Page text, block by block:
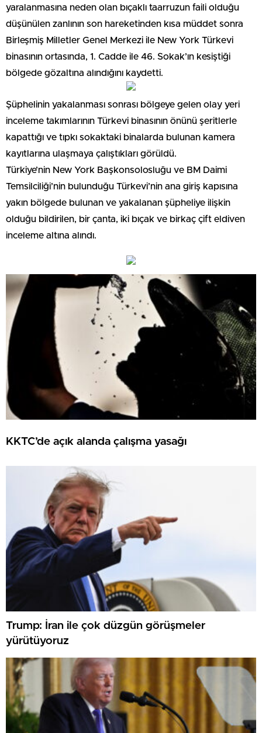
yaralanmasına neden olan bıçaklı taarruzun faili olduğu
düşünülen zanlının son hareketinden kısa müddet sonra
Birleşmiş Milletler Genel Merkezi ile New York Türkevi
binasının ortasında, 1. Cadde ile 46. Sokak’ın kesiştiği
bölgede gözaltına alındığını kaydetti.
Şüphelinin yakalanması sonrası bölgeye gelen olay yeri
inceleme takımlarının Türkevi binasının önünü şeritlerle
kapattığı ve tıpkı sokaktaki binalarda bulunan kamera
kayıtlarına ulaşmaya çalıştıkları görüldü.
Türkiye’nin New York Başkonsolosluğu ve BM Daimi
Temsilciliği’nin bulunduğu Türkevi’nin ana giriş kapısına
yakın bölgede bulunan ve yakalanan şüpheliye ilişkin
olduğu bildirilen, bir çanta, iki bıçak ve birkaç çift eldiven
inceleme altına alındı.
KKTC’de açık alanda çalışma yasağı
Trump: İran ile çok düzgün görüşmeler
yürütüyoruz